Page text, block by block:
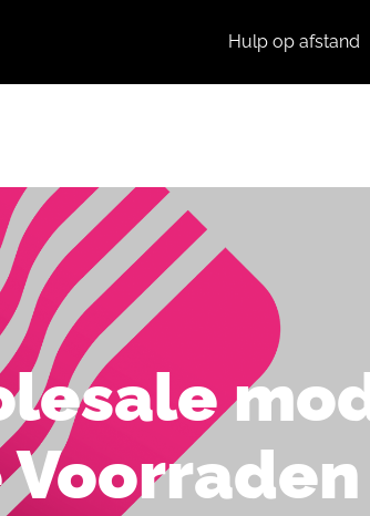
Hulp op afstand
Voorraden